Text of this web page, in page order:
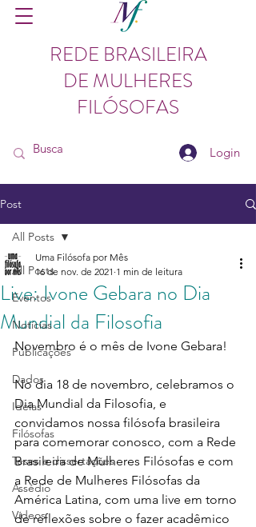
REDE BRASILEIRA
DE MULHERES
FILÓSOFAS
Login
Post
All Posts
Eventos
Notícias
Publicações
Dados
Ideias
Filósofas
Teses e dissertações
Assédio
Vídeos
All Posts
Live: Ivone Gebara no Dia
Mundial da Filosofia
Uma Filósofa por Mês
16 de nov. de 2021 1 min de leitura
Novembro é o mês de Ivone Gebara!
No dia 18 de novembro, celebramos o
Dia Mundial da Filosofia, e
convidamos nossa filósofa brasileira
para comemorar conosco, com a Rede
Brasileira de Mulheres Filósofas e com
a Rede de Mulheres Filósofas da
América Latina, com uma live em torno
de reflexões sobre o fazer acadêmico